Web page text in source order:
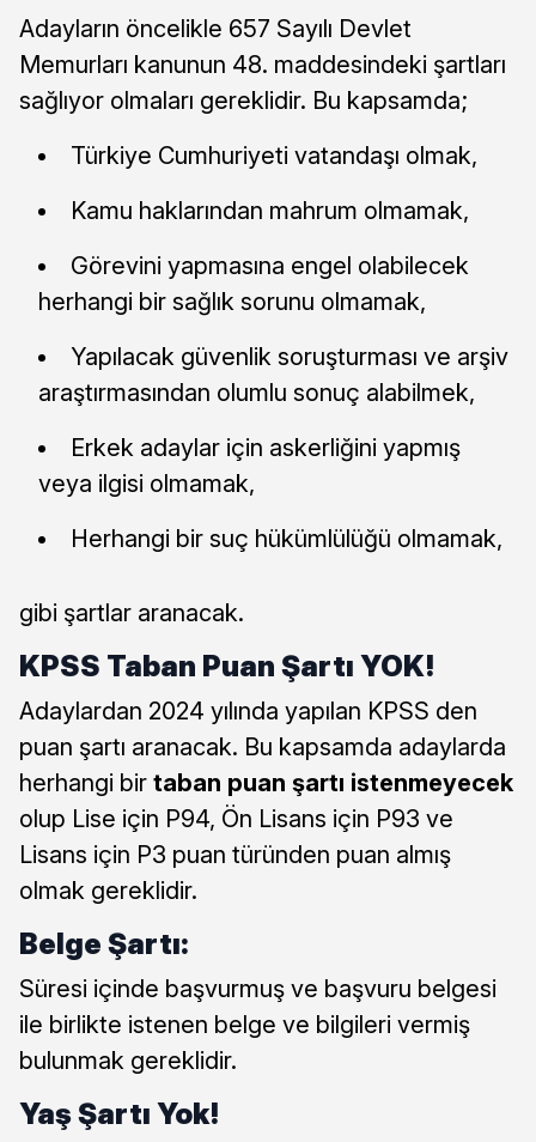
Adayların öncelikle 657 Sayılı Devlet
Memurları kanunun 48. maddesindeki şartları
sağlıyor olmaları gereklidir. Bu kapsamda;
Türkiye Cumhuriyeti vatandaşı olmak,
Kamu haklarından mahrum olmamak,
Görevini yapmasına engel olabilecek
herhangi bir sağlık sorunu olmamak,
Yapılacak güvenlik soruşturması ve arşiv
araştırmasından olumlu sonuç alabilmek,
Erkek adaylar için askerliğini yapmış
veya ilgisi olmamak,
Herhangi bir suç hükümlülüğü olmamak,
gibi şartlar aranacak.
KPSS Taban Puan Şartı YOK!
Adaylardan 2024 yılında yapılan KPSS den
puan şartı aranacak. Bu kapsamda adaylarda
herhangi bir taban puan şartı istenmeyecek
olup Lise için P94, Ön Lisans için P93 ve
Lisans için P3 puan türünden puan almış
olmak gereklidir.
Belge Şartı:
Süresi içinde başvurmuş ve başvuru belgesi
ile birlikte istenen belge ve bilgileri vermiş
bulunmak gereklidir.
Yaş Şartı Yok!